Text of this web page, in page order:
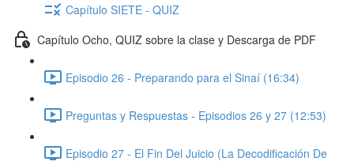
Capítulo SIETE - QUIZ
Capítulo Ocho, QUIZ sobre la clase y Descarga de PDF
Episodio 26 - Preparando para el Sinaí (16:34)
Preguntas y Respuestas - Episodios 26 y 27 (12:53)
Episodio 27 - El Fin Del Juicio (La Decodificación De